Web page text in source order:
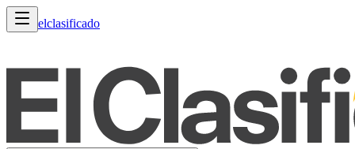
elclasificado